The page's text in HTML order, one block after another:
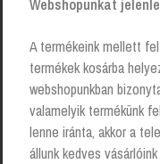
Webshopunkat
A termékeink mellett
termékek kosárba
webshopunkban
valamelyik termékünk
lenne iránta, akkor a
állunk kedves